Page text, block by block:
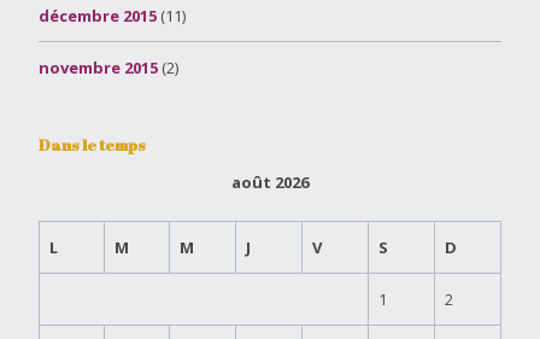
décembre 2015 (11)
novembre 2015 (2)
Dans le temps
août 2026
L M M J V S D
1 2